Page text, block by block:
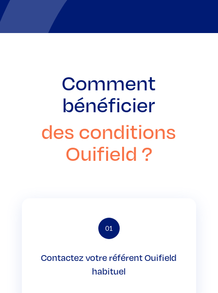
Comment
bénéficier
des conditions
Ouifield ?
01
Contactez votre référent Ouifield
habituel